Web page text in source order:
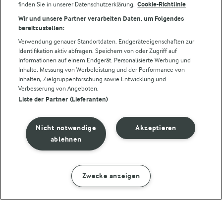
© Arla Foods amba 2026
Cookie Wahl wieder öffnen
Datenschutzbestimmungen
Nutzerbedingungen
Impressum
finden Sie in unserer Datenschutzerklärung. Cookie-Richtlinie
Wir und unsere Partner verarbeiten Daten, um Folgendes
bereitzustellen:
Verwendung genauer Standortdaten. Endgeräteeigenschaften zur
Identifikation aktiv abfragen. Speichern von oder Zugriff auf
Informationen auf einem Endgerät. Personalisierte Werbung und
Inhalte, Messung von Werbeleistung und der Performance von
Inhalten, Zielgruppenforschung sowie Entwicklung und
Verbesserung von Angeboten.
Liste der Partner (Lieferanten)
Akzeptieren
Nicht notwendige
ablehnen
Zwecke anzeigen